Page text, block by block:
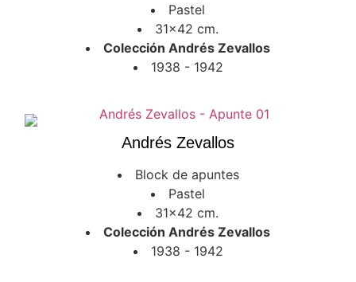
Pastel
31x42 cm.
Colección Andrés Zevallos
1938 - 1942
Andrés Zevallos
Block de apuntes
Pastel
31x42 cm.
Colección Andrés Zevallos
1938 - 1942